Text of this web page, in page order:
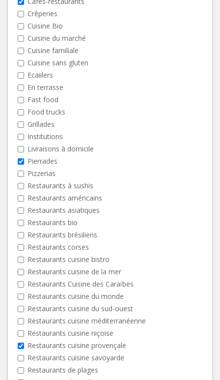
Crêperies
Cuisine Bio
Cuisine du marché
Cuisine familiale
Cuisine sans gluten
Ecaiilers
En terrasse
Fast food
Food trucks
Grillades
Institutions
Livraisons à domicile
Pierrades
Pizzerias
Restaurants à sushis
Restaurants américains
Restaurants asiatiques
Restaurants bio
Restaurants brésiliens
Restaurants corses
Restaurants cuisine bistro
Restaurants cuisine de la mer
Restaurants Cuisine des Caraïbes
Restaurants cuisine du monde
Restaurants cuisine du sud-ouest
Restaurants cuisine méditerranéenne
Restaurants cuisine niçoise
Restaurants cuisine provençale
Restaurants cuisine savoyarde
Restaurants de plages